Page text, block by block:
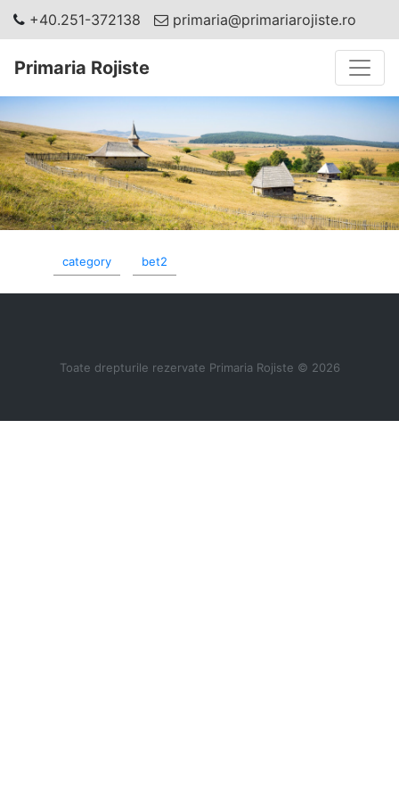
+40.251-372138 primaria@primariarojiste.ro
Primaria Rojiste
category bet2
Toate drepturile rezervate Primaria Rojiste © 2026